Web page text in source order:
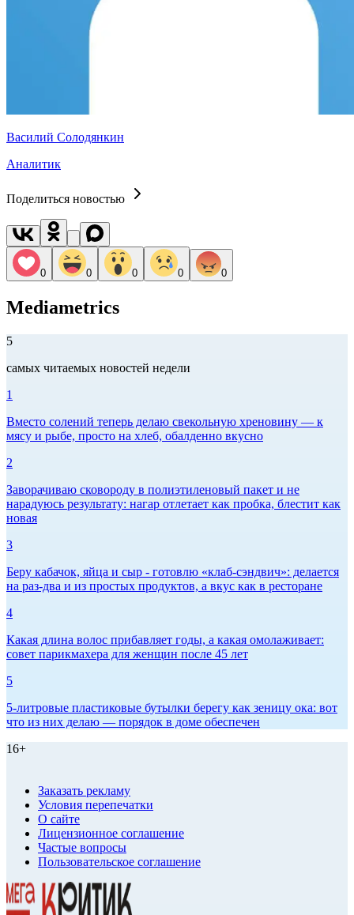
Василий Солодянкин
Аналитик
Поделиться новостью
0 0 0 0 0
Mediametrics
5
самых читаемых новостей недели
1
Вместо солений теперь делаю свекольную хреновину — к
мясу и рыбе, просто на хлеб, обалденно вкусно
2
Заворачиваю сковороду в полиэтиленовый пакет и не
нарадуюсь результату: нагар отлетает как пробка, блестит как
новая
3
Беру кабачок, яйца и сыр - готовлю «клаб-сэндвич»: делается
на раз-два и из простых продуктов, а вкус как в ресторане
4
Какая длина волос прибавляет годы, а какая омолаживает:
совет парикмахера для женщин после 45 лет
5
5-литровые пластиковые бутылки берегу как зеницу ока: вот
что из них делаю — порядок в доме обеспечен
16+
Заказать рекламу
Условия перепечатки
О сайте
Лицензионное соглашение
Частые вопросы
Пользовательское соглашение